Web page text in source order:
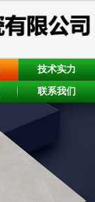
技术实力
联系我们